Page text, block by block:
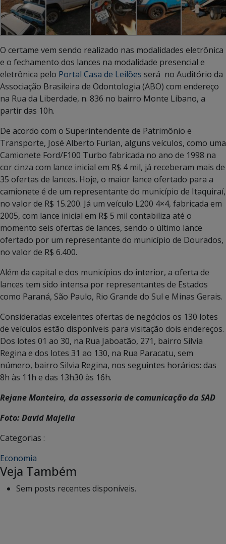
O certame vem sendo realizado nas modalidades eletrônica
e o fechamento dos lances na modalidade presencial e
eletrônica pelo Portal Casa de Leilões será no Auditório da
Associação Brasileira de Odontologia (ABO) com endereço
na Rua da Liberdade, n. 836 no bairro Monte Líbano, a
partir das 10h.
De acordo com o Superintendente de Patrimônio e
Transporte, José Alberto Furlan, alguns veículos, como uma
Camionete Ford/F100 Turbo fabricada no ano de 1998 na
cor cinza com lance inicial em R$ 4 mil, já receberam mais de
35 ofertas de lances. Hoje, o maior lance ofertado para a
camionete é de um representante do município de Itaquiraí,
no valor de R$ 15.200. Já um veículo L200 4×4, fabricada em
2005, com lance inicial em R$ 5 mil contabiliza até o
momento seis ofertas de lances, sendo o último lance
ofertado por um representante do município de Dourados,
no valor de R$ 6.400.
Além da capital e dos municípios do interior, a oferta de
lances tem sido intensa por representantes de Estados
como Paraná, São Paulo, Rio Grande do Sul e Minas Gerais.
Consideradas excelentes ofertas de negócios os 130 lotes
de veículos estão disponíveis para visitação dois endereços.
Dos lotes 01 ao 30, na Rua Jaboatão, 271, bairro Silvia
Regina e dos lotes 31 ao 130, na Rua Paracatu, sem
número, bairro Silvia Regina, nos seguintes horários: das
8h às 11h e das 13h30 às 16h.
Rejane Monteiro, da assessoria de comunicação da SAD
Foto: David Majella
Categorias :
Economia
Veja Também
Sem posts recentes disponíveis.